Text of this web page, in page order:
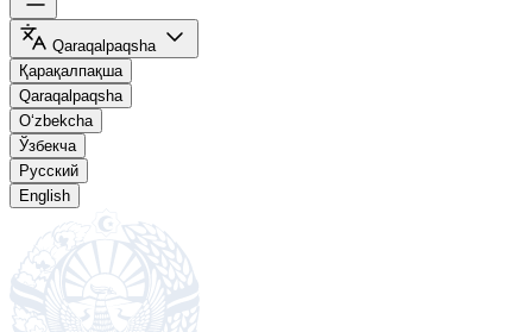
Qaraqalpaqsha
Қарақалпақша
Qaraqalpaqsha
O‘zbekcha
Ўзбекча
Русский
English